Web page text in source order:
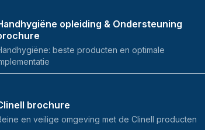
opleiding & Ondersteuning
beste producten en optimale
brochure
en veilige omgeving met de Clinell producten